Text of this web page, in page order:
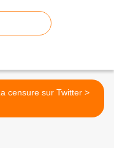
La censure sur Twitter >